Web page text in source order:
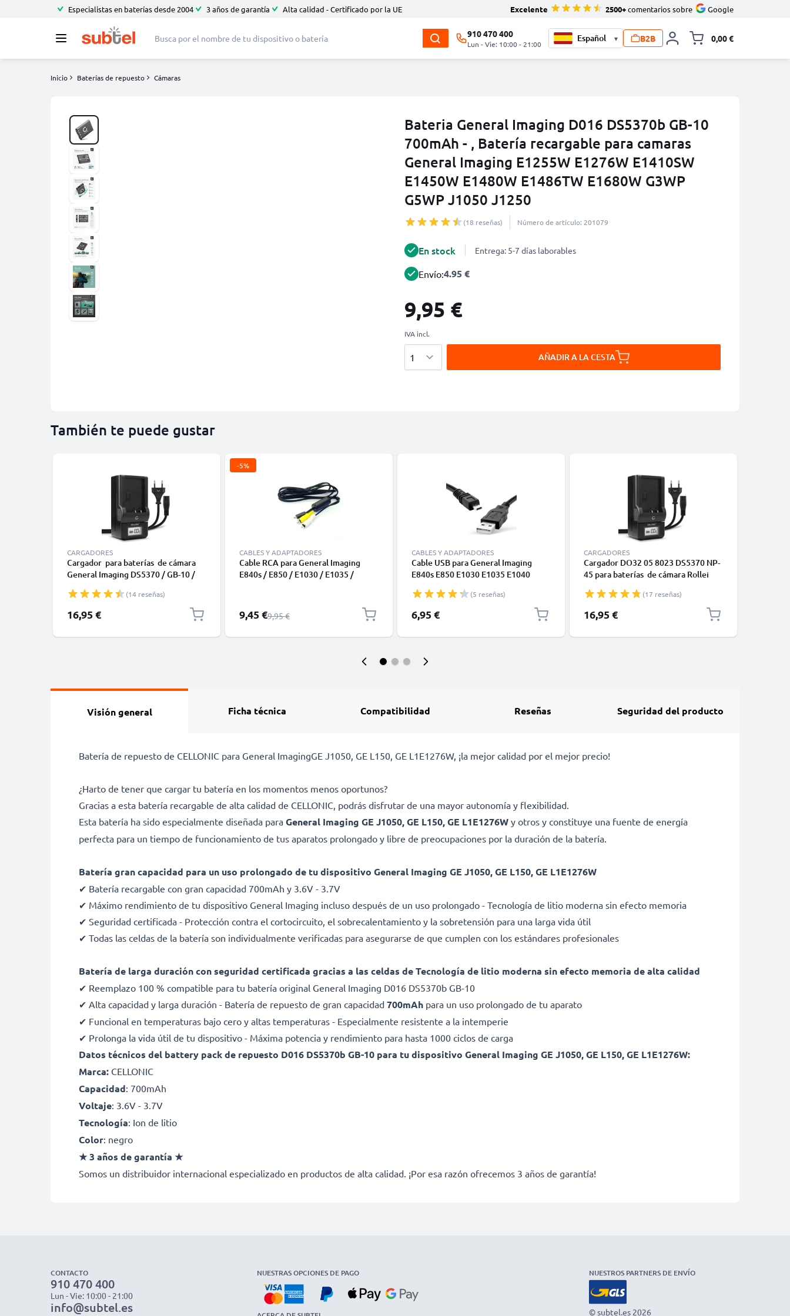
Especialistas en baterías desde 2004 3 años de garantía Alta calidad - Certificado por la UE Excelente 2500+comentarios sobre Google
910 470 400
Lun - Vie: 10:00 - 21:00
▾ B2B 0,00 €
Inicio Baterías de repuesto Cámaras
Bateria General Imaging D016 DS5370b GB-10
700mAh - , Batería recargable para camaras
General Imaging E1255W E1276W E1410SW
E1450W E1480W E1486TW E1680W G3WP
G5WP J1050 J1250
(18 reseñas) Número de artículo: 201079
En stock Entrega: 5-7 días laborables
Envío:4.95 €
9,95 €
IVA incl.
AÑADIR A LA CESTA
También te puede gustar
CARGADORES
Cargador para baterías de cámara
General Imaging DS5370 / GB-10 /
G3WP / G5WP / J1250 de CELLONIC
(14 reseñas)
16,95 €
-5%
CABLES Y ADAPTADORES
Cable RCA para General Imaging
E840s / E850 / E1030 / E1035 /
Audio y Video Compuesto para TV,
DVD, Blu-Ray, Cámara, Consola
Precio especial
9,45 €Precio normal
9,95 €
CABLES Y ADAPTADORES
Cable USB para General Imaging
E840s E850 E1030 E1035 E1040
Carga y Datos 1.5m negro PVC
(5 reseñas)
6,95 €
CARGADORES
Cargador DO32 05 8023 DS5370 NP-
45 para baterías de cámara Rollei
Sportsline 99 100 RCP-7325XS X-8
XS-10 Flexline 250 de CELLONIC
(17 reseñas)
16,95 €
Visión general Ficha técnica Compatibilidad Reseñas Seguridad del producto
Batería de repuesto de CELLONIC para General ImagingGE J1050, GE L150, GE L1E1276W, ¡la mejor calidad por el mejor precio!
¿Harto de tener que cargar tu batería en los momentos menos oportunos?
Gracias a esta batería recargable de alta calidad de CELLONIC, podrás disfrutar de una mayor autonomía y flexibilidad.
Esta batería ha sido especialmente diseñada para General Imaging GE J1050, GE L150, GE L1E1276W y otros y constituye una fuente de energía
perfecta para un tiempo de funcionamiento de tus aparatos prolongado y libre de preocupaciones por la duración de la batería.
Batería gran capacidad para un uso prolongado de tu dispositivo General Imaging GE J1050, GE L150, GE L1E1276W
✔ Batería recargable con gran capacidad 700mAh y 3.6V - 3.7V
✔ Máximo rendimiento de tu dispositivo General Imaging incluso después de un uso prolongado - Tecnología de litio moderna sin efecto memoria
✔ Seguridad certificada - Protección contra el cortocircuito, el sobrecalentamiento y la sobretensión para una larga vida útil
✔ Todas las celdas de la batería son individualmente verificadas para asegurarse de que cumplen con los estándares profesionales
Batería de larga duración con seguridad certificada gracias a las celdas de Tecnología de litio moderna sin efecto memoria de alta calidad
✔ Reemplazo 100 % compatible para tu batería original General Imaging D016 DS5370b GB-10
✔ Alta capacidad y larga duración - Batería de repuesto de gran capacidad 700mAh para un uso prolongado de tu aparato
✔ Funcional en temperaturas bajo cero y altas temperaturas - Especialmente resistente a la intemperie
✔ Prolonga la vida útil de tu dispositivo - Máxima potencia y rendimiento para hasta 1000 ciclos de carga
Datos técnicos del battery pack de repuesto D016 DS5370b GB-10 para tu dispositivo General Imaging GE J1050, GE L150, GE L1E1276W:
Marca: CELLONIC
Capacidad: 700mAh
Voltaje: 3.6V - 3.7V
Tecnología: Ion de litio
Color: negro
★ 3 años de garantía ★
Somos un distribuidor internacional especializado en productos de alta calidad. ¡Por esa razón ofrecemos 3 años de garantía!
CONTACTO
910 470 400
Lun - Vie: 10:00 - 21:00
info@subtel.es
NUESTRAS OPCIONES DE PAGO NUESTROS PARTNERS DE ENVÍO
© subtel.es 2026